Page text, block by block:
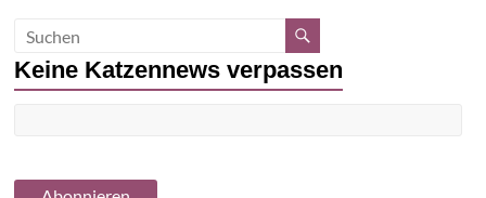
Keine Katzennews verpassen